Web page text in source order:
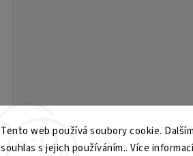
Tento web používá soubory cookie.
souhlas s jejich používáním.. Více